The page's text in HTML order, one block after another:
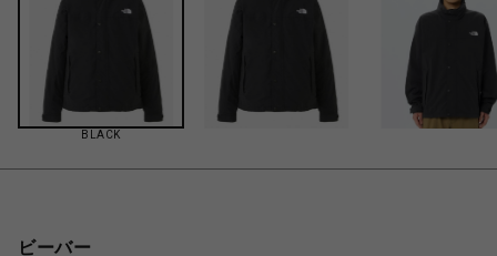
BLACK
ビーバー